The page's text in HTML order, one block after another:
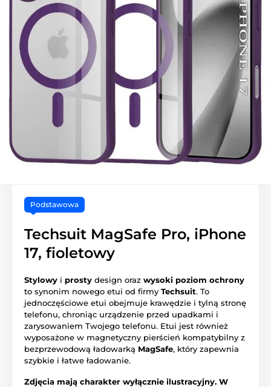
Podstawowa
Techsuit MagSafe Pro, iPhone
17, fioletowy
Stylowy i prosty design oraz wysoki poziom ochrony
to synonim nowego etui od firmy Techsuit. To
jednoczęściowe etui obejmuje krawędzie i tylną stronę
telefonu, chroniąc urządzenie przed upadkami i
zarysowaniem Twojego telefonu. Etui jest również
wyposażone w magnetyczny pierścień kompatybilny z
bezprzewodową ładowarką MagSafe, który zapewnia
szybkie i łatwe ładowanie.
Zdjęcia mają charakter wyłącznie ilustracyjny. W